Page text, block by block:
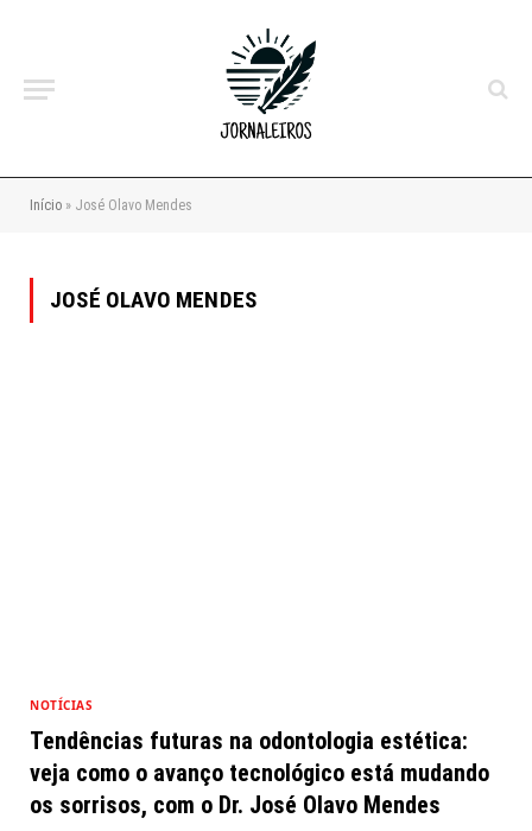
Início » José Olavo Mendes
JOSÉ OLAVO MENDES
NOTÍCIAS
Tendências futuras na odontologia estética:
veja como o avanço tecnológico está mudando
os sorrisos, com o Dr. José Olavo Mendes